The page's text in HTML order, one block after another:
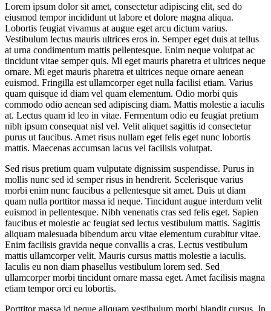
Lorem ipsum dolor sit amet, consectetur adipiscing elit, sed do
eiusmod tempor incididunt ut labore et dolore magna aliqua.
Lobortis feugiat vivamus at augue eget arcu dictum varius.
Vestibulum lectus mauris ultrices eros in. Semper eget duis at tellus
at urna condimentum mattis pellentesque. Enim neque volutpat ac
tincidunt vitae semper quis. Mi eget mauris pharetra et ultrices neque
ornare. Mi eget mauris pharetra et ultrices neque ornare aenean
euismod. Fringilla est ullamcorper eget nulla facilisi etiam. Varius
quam quisque id diam vel quam elementum. Odio morbi quis
commodo odio aenean sed adipiscing diam. Mattis molestie a iaculis
at. Lectus quam id leo in vitae. Fermentum odio eu feugiat pretium
nibh ipsum consequat nisl vel. Velit aliquet sagittis id consectetur
purus ut faucibus. Amet risus nullam eget felis eget nunc lobortis
mattis. Maecenas accumsan lacus vel facilisis volutpat.
Sed risus pretium quam vulputate dignissim suspendisse. Purus in
mollis nunc sed id semper risus in hendrerit. Scelerisque varius
morbi enim nunc faucibus a pellentesque sit amet. Duis ut diam
quam nulla porttitor massa id neque. Tincidunt augue interdum velit
euismod in pellentesque. Nibh venenatis cras sed felis eget. Sapien
faucibus et molestie ac feugiat sed lectus vestibulum mattis. Sagittis
aliquam malesuada bibendum arcu vitae elementum curabitur vitae.
Enim facilisis gravida neque convallis a cras. Lectus vestibulum
mattis ullamcorper velit. Mauris cursus mattis molestie a iaculis.
Iaculis eu non diam phasellus vestibulum lorem sed. Sed
ullamcorper morbi tincidunt ornare massa eget. Amet facilisis magna
etiam tempor orci eu lobortis.
Porttitor massa id neque aliquam vestibulum morbi blandit cursus. In